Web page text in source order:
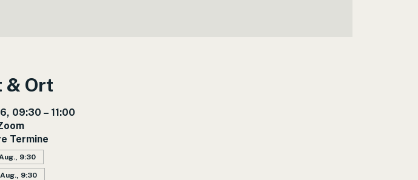
& Ort
09:30 – 11:00
Termine
9:30
9:30